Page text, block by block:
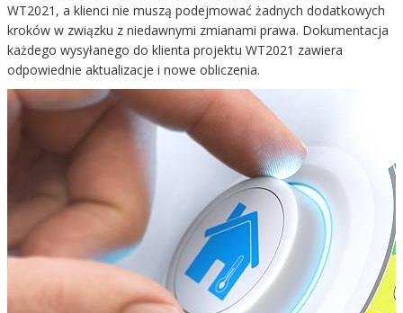
WT2021, a klienci nie muszą podejmować żadnych dodatkowych
kroków w związku z niedawnymi zmianami prawa. Dokumentacja
każdego wysyłanego do klienta projektu WT2021 zawiera
odpowiednie aktualizacje i nowe obliczenia.